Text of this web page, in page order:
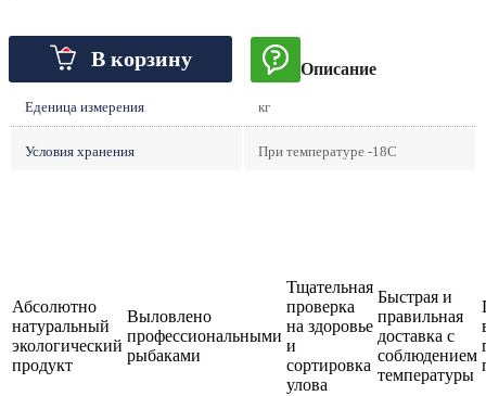
В корзину Описание
Еденица измерения кг
Условия хранения При температуре -18С
Абсолютно
натуральный
экологический
продукт
Выловлено
профессиональными
рыбаками
Тщательная
проверка
на здоровье
и
сортировка
улова
Быстрая и
правильная
доставка с
соблюдением
температуры